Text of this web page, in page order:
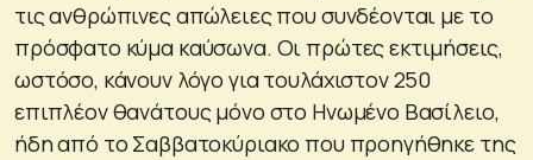
τις ανθρώπινες απώλειες που συνδέονται με το
πρόσφατο κύμα καύσωνα. Οι πρώτες εκτιμήσεις,
ωστόσο, κάνουν λόγο για τουλάχιστον 250
επιπλέον θανάτους μόνο στο Ηνωμένο Βασίλειο,
ήδη από το Σαββατοκύριακο που προηγήθηκε της